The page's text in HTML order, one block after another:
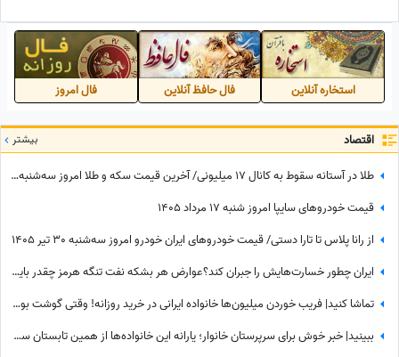
استخاره آنلاین فال حافظ آنلاین فال امروز
اقتصاد بیشتر
طلا در آستانه سقوط به کانال 17 میلیونی/ آخرین قیمت سکه و طلا امروز سه‌شنبه 30 تیر 1405
قیمت خودرو‌های سایپا امروز شنبه 17 مرداد 1405
از رانا پلاس تا تارا دستی/ قیمت خودرو‌های ایران خودرو امروز سه‌شنبه 30 تیر 1405
ایران چطور خسارت‌هایش را جبران کند؟عوارض هر بشکه نفت تنگه هرمز چقدر باید باشد؟
تماشا کنید| فریب خوردن میلیون‌ها خانواده ایرانی در خرید روزانه! وقتی گوشت بوفالو به جای گوشت گوساله سر از سفره مردم درمی‌آورد!
ببینید| خبر خوش برای سرپرستان خانوار؛ یارانه این خانواده‌ها از همین تابستان سه برابر می‌شود!